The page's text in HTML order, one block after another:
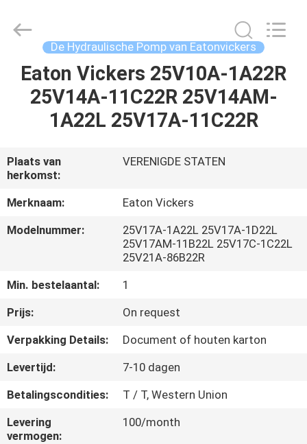
HUIS
PRODUCTEN
ONGEVEER
ONS
FABRIEKSREIS
CONTACTEER
ONS
OM EEN
CITAAT
Electronic
Limited.
De Hydraulische Pomp van Eatonvickers
Eaton Vickers 25V10A-1A22R
25V14A-11C22R 25V14AM-
1A22L 25V17A-11C22R
Plaats van
herkomst:
VERENIGDE STATEN
Merknaam:
Eaton Vickers
Modelnummer:
25V17A-1A22L 25V17A-1D22L
25V17AM-11B22L 25V17C-1C22L
25V21A-86B22R
Min. bestelaantal:
1
Prijs:
On request
Verpakking Details:
Document of houten karton
Levertijd:
7-10 dagen
Betalingscondities:
T / T, Western Union
Levering
vermogen:
100/month